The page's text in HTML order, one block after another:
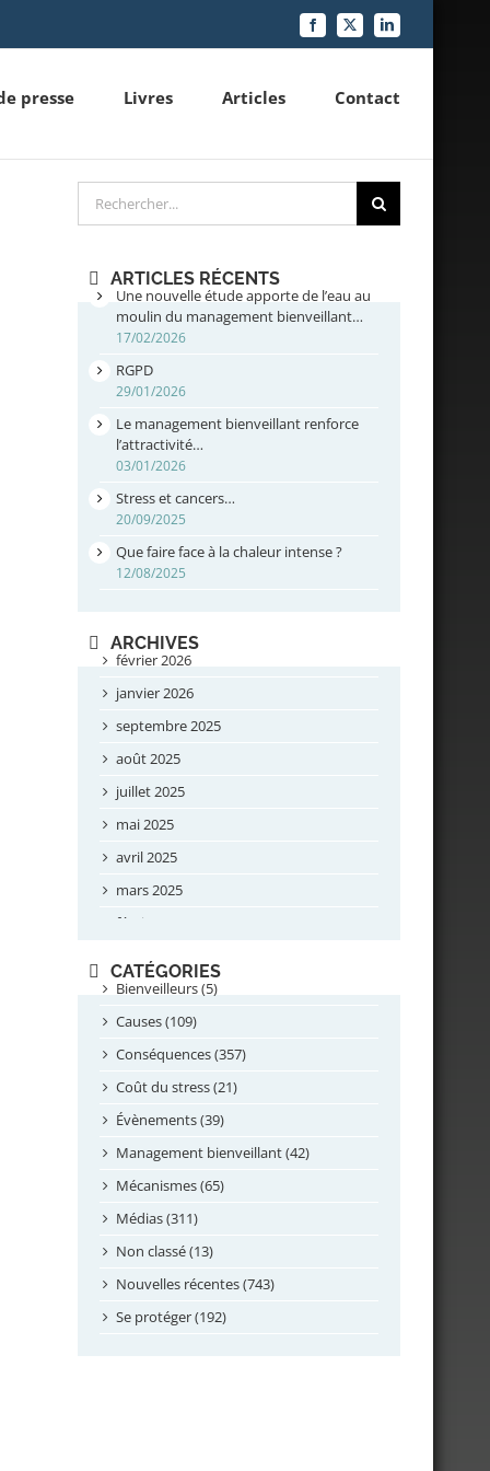
Facebook
X LinkedIn
presse Livres Articles Contact
Rechercher
ARTICLES RÉCENTS
Une nouvelle étude apporte de l’eau au
moulin du management bienveillant…
17/02/2026
RGPD
29/01/2026
Le management bienveillant renforce
l’attractivité…
03/01/2026
Stress et cancers…
20/09/2025
Que faire face à la chaleur intense ?
12/08/2025
ARCHIVES
février 2026
janvier 2026
septembre 2025
août 2025
juillet 2025
mai 2025
avril 2025
mars 2025
février 2025
septembre 2024
août 2024
juillet 2024
juin 2024
mai 2024
avril 2024
février 2024
janvier 2024
novembre 2023
octobre 2023
septembre 2023
CATÉGORIES
Bienveilleurs (5)
Causes (109)
Conséquences (357)
Coût du stress (21)
Évènements (39)
Management bienveillant (42)
Mécanismes (65)
Médias (311)
Non classé (13)
Nouvelles récentes (743)
Se protéger (192)